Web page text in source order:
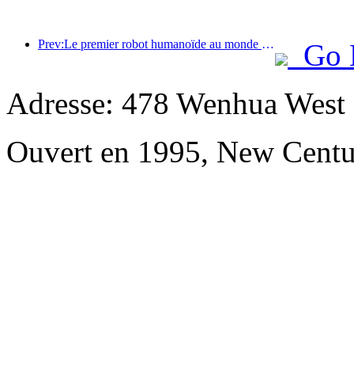
Prev:Le premier robot humanoïde au monde dédié aux services de restauration multi-scénarios a été dévoilé.
Go
Adresse: 478 Wenhua
Ouvert en 1995, New